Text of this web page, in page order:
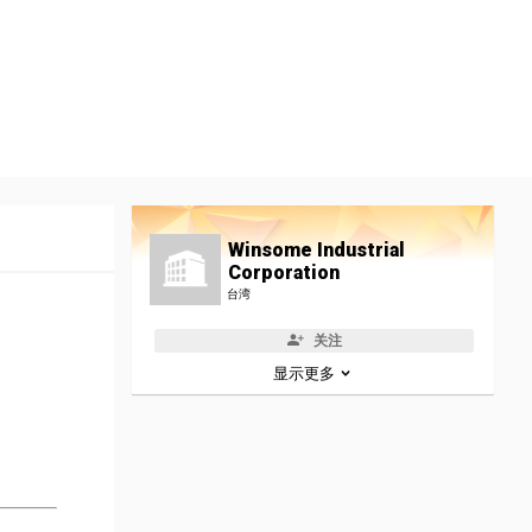
Winsome Industrial
Corporation
台湾
关注
显示更多